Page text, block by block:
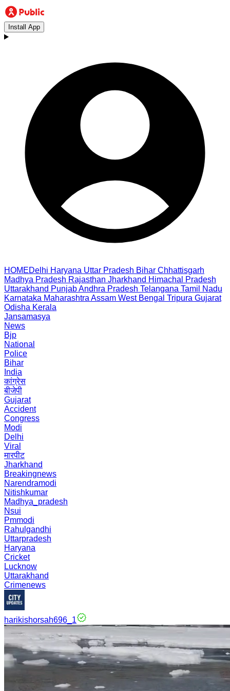
Install App
HOMEDelhi Haryana Uttar Pradesh Bihar Chhattisgarh
Madhya Pradesh Rajasthan Jharkhand Himachal Pradesh
Uttarakhand PunjabAndhra Pradesh Telangana Tamil Nadu
Karnataka Maharashtra Assam West Bengal Tripura Gujarat
Odisha Kerala
Jansamasya
News
Bjp
National
Police
Bihar
India
कांग्रेस
बीजेपी
Gujarat
Accident
Congress
Modi
Delhi
Viral
मारपीट
Jharkhand
Breakingnews
Narendramodi
Nitishkumar
Madhya_pradesh
Nsui
Pmmodi
Rahulgandhi
Uttarpradesh
Haryana
Cricket
Lucknow
Uttarakhand
Crimenews
harikishorsah696_1